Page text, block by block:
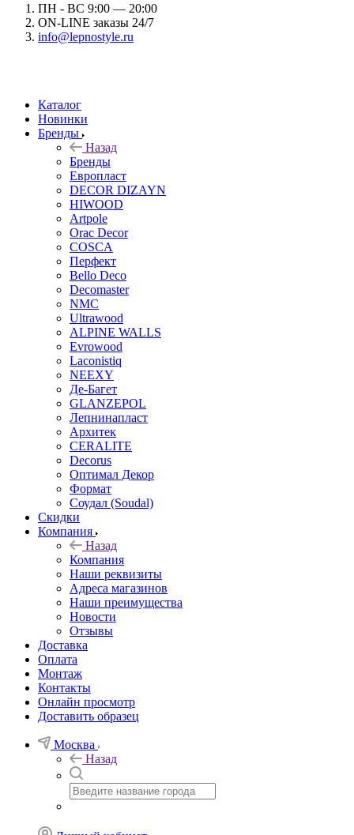
ПН - ВС 9:00 — 20:00
ON-LINE заказы 24/7
info@lepnostyle.ru
Каталог
Новинки
Бренды
Назад
Бренды
Европласт
DECOR DIZAYN
HIWOOD
Artpole
Orac Decor
COSCA
Перфект
Bello Deco
Decomaster
NMС
Ultrawood
ALPINE WALLS
Evrowood
Laconistiq
NEEXY
Де-Багет
GLANZEPOL
Лепнинапласт
Архитек
CERALITE
Decorus
Оптимал Декор
Формат
Соудал (Soudal)
Скидки
Компания
Назад
Компания
Наши реквизиты
Адреса магазинов
Наши преимущества
Новости
Отзывы
Доставка
Оплата
Монтаж
Контакты
Онлайн просмотр
Доставить образец
Москва
Назад